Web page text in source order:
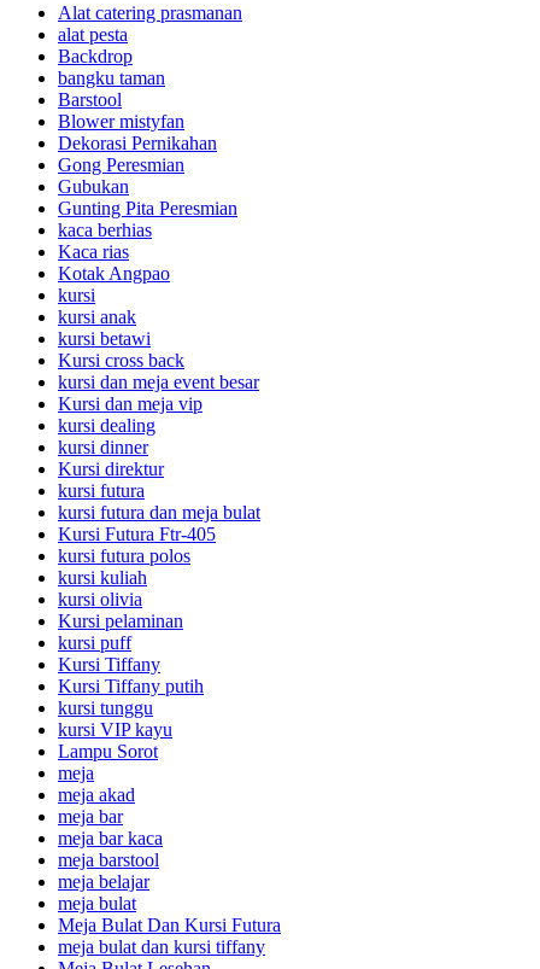
Alat catering prasmanan
alat pesta
Backdrop
bangku taman
Barstool
Blower mistyfan
Dekorasi Pernikahan
Gong Peresmian
Gubukan
Gunting Pita Peresmian
kaca berhias
Kaca rias
Kotak Angpao
kursi
kursi anak
kursi betawi
Kursi cross back
kursi dan meja event besar
Kursi dan meja vip
kursi dealing
kursi dinner
Kursi direktur
kursi futura
kursi futura dan meja bulat
Kursi Futura Ftr-405
kursi futura polos
kursi kuliah
kursi olivia
Kursi pelaminan
kursi puff
Kursi Tiffany
Kursi Tiffany putih
kursi tunggu
kursi VIP kayu
Lampu Sorot
meja
meja akad
meja bar
meja bar kaca
meja barstool
meja belajar
meja bulat
Meja Bulat Dan Kursi Futura
meja bulat dan kursi tiffany